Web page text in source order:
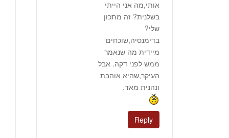
אותי,מה אני הייתי
בשלנית? זה מתכון
שלי?
בדימנסיה,שוכחים
מיידית מה שנאמר
ממש לפני דקה. אבל
העיקר,שהיא אוהבת
ונהנית מאד.
Reply